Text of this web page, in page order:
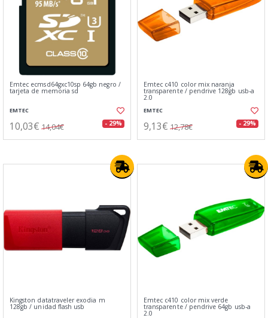
Emtec ecmsd64gxc10sp 64gb negro /
tarjeta de memoria sd
EMTEC
10,03€ 14,04€ - 29%
Emtec c410 color mix naranja
transparente / pendrive 128gb usb-a
2.0
EMTEC
9,13€ 12,78€ - 29%
Kingston datatraveler exodia m
128gb / unidad flash usb
Emtec c410 color mix verde
transparente / pendrive 64gb usb-a
2.0